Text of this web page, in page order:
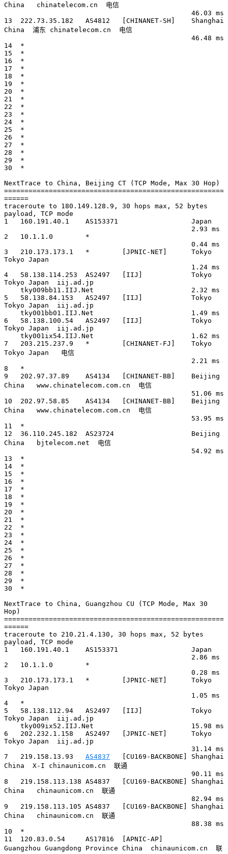
China   chinatelecom.cn  电信
13  222.73.35.182   AS4812   [CHINANET-SH]    Shanghai
China  浦东 chinatelecom.cn  电信
14  *
15  *
16  *
17  *
18  *
19  *
20  *
21  *
22  *
23  *
24  *
25  *
26  *
27  *
28  *
29  *
30  *
NextTrace to China, Beijing CT (TCP Mode, Max 30 Hop)
======================================================
======
traceroute to 180.149.128.9, 30 hops max, 52 bytes
payload, TCP mode
1   160.191.40.1    AS153371                  Japan
2   10.1.1.0        *
3   210.173.173.1   *        [JPNIC-NET]      Tokyo
Tokyo Japan
4   58.138.114.253  AS2497   [IIJ]            Tokyo
Tokyo Japan  iij.ad.jp
5   58.138.84.153   AS2497   [IIJ]            Tokyo
Tokyo Japan  iij.ad.jp
6   58.138.100.54   AS2497   [IIJ]            Tokyo
Tokyo Japan  iij.ad.jp
7   203.215.237.9   *        [CHINANET-FJ]    Tokyo
Tokyo Japan   电信
8   *
9   202.97.37.89    AS4134   [CHINANET-BB]    Beijing
China   www.chinatelecom.com.cn  电信
10  202.97.58.85    AS4134   [CHINANET-BB]    Beijing
China   www.chinatelecom.com.cn  电信
11  *
12  36.110.245.182  AS23724                   Beijing
China   bjtelecom.net  电信
13  *
14  *
15  *
16  *
17  *
18  *
19  *
20  *
21  *
22  *
23  *
24  *
25  *
26  *
27  *
28  *
29  *
30  *
NextTrace to China, Guangzhou CU (TCP Mode, Max 30
Hop)
======================================================
======
traceroute to 210.21.4.130, 30 hops max, 52 bytes
payload, TCP mode
1   160.191.40.1    AS153371                  Japan
2   10.1.1.0        *
3   210.173.173.1   *        [JPNIC-NET]      Tokyo
Tokyo Japan
4   *
5   58.138.112.94   AS2497   [IIJ]            Tokyo
Tokyo Japan  iij.ad.jp
6   202.232.1.158   AS2497   [JPNIC-NET]      Tokyo
Tokyo Japan  iij.ad.jp
7   219.158.13.93 AS4837
   [CU169-BACKBONE] Shanghai
China  X-I chinaunicom.cn  联通
8   219.158.113.138 AS4837   [CU169-BACKBONE] Shanghai
China   chinaunicom.cn  联通
9   219.158.113.105 AS4837   [CU169-BACKBONE] Shanghai
China   chinaunicom.cn  联通
10  *
11  120.83.0.54     AS17816  [APNIC-AP]
Guangzhou Guangdong Province China  chinaunicom.cn  联